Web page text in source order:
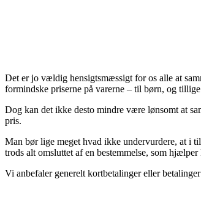
Det er jo vældig hensigtsmæssigt for os alle at
formindske priserne på varerne – til børn, og
Dog kan det ikke desto mindre være lønsomt at
pris.
Man bør lige meget hvad ikke undervurdere, at i
trods alt omsluttet af en bestemmelse, som
Vi anbefaler generelt kortbetalinger eller